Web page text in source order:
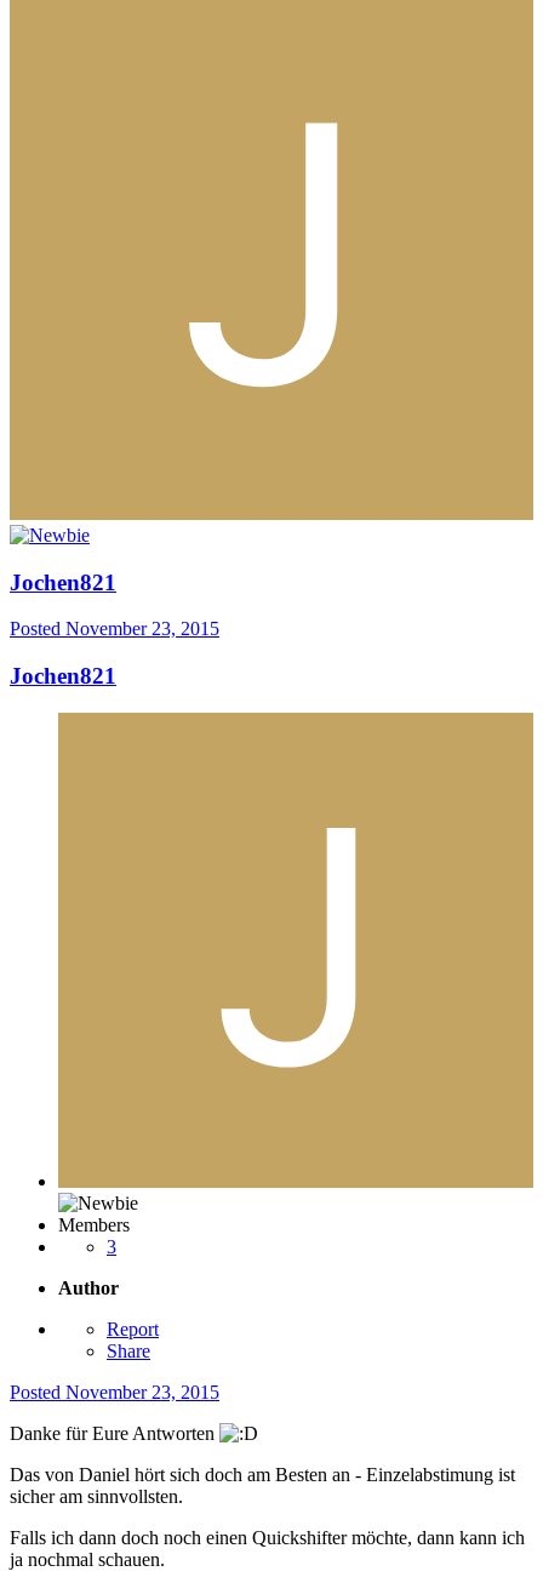
Jochen821
Posted November 23, 2015
Jochen821
Members
3
Author
Report
Share
Posted November 23, 2015
Danke für Eure Antworten
Das von Daniel hört sich doch am Besten an - Einzelabstimung ist
sicher am sinnvollsten.
Falls ich dann doch noch einen Quickshifter möchte, dann kann ich
ja nochmal schauen.